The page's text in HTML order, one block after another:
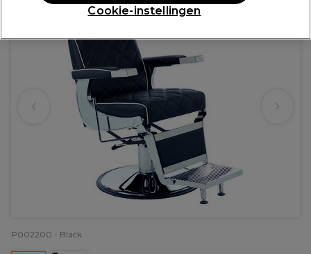
P002200 - Black
Cookie-instellingen